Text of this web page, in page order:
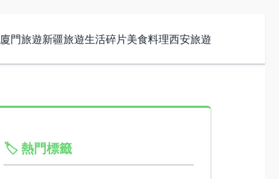
廈門旅遊新疆旅遊生活碎片美食料理西安旅遊
🏷️ 熱門標籤